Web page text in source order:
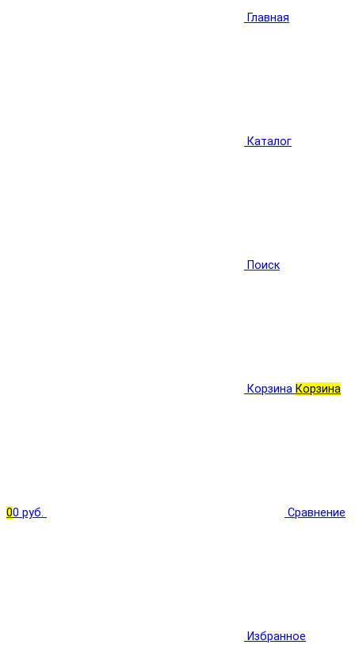
Главная
Каталог
Поиск
Корзина Корзина
00 руб. Сравнение
Избранное